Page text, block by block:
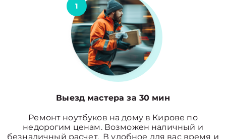
1
Выезд мастера за 30 мин
Ремонт ноутбуков на дому в Кирове по
недорогим ценам. Возможен наличный и
безналичный расчет. В удобное для вас время и